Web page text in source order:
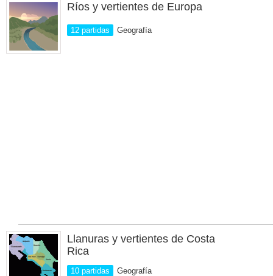
Ríos y vertientes de Europa
12 partidas Geografía
Llanuras y vertientes de Costa
Rica
10 partidas Geografía